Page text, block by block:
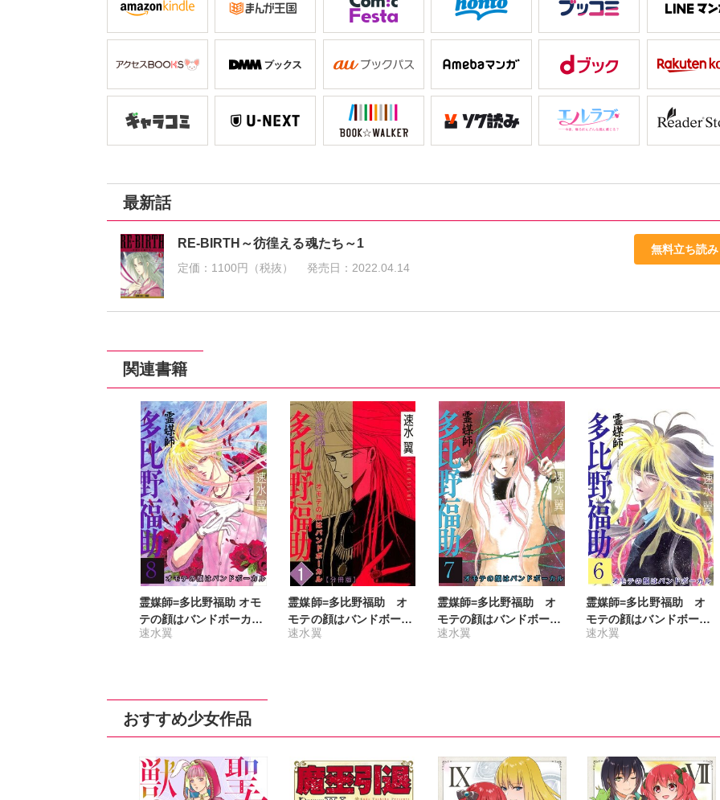
最新話
RE-BIRTH～彷徨える魂たち～1
定価： 1100円（税抜） 発売日： 2022.04.14
無料立ち読み
関連書籍
霊媒師=多比野福助 オモ
テの顔はバンドボーカル
8
速水翼
霊媒師=多比野福助 オ
モテの顔はバンドボーカ
ル【分冊版】
速水翼
霊媒師=多比野福助 オ
モテの顔はバンドボーカ
ル7
速水翼
霊媒師=多比野福助 オ
モテの顔はバンドボーカ
ル6
速水翼
おすすめ少女作品